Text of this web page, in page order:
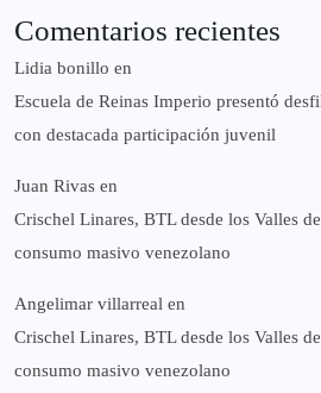
Comentarios recientes
Lidia bonillo en
Escuela de Reinas Imperio presentó
con destacada participación juvenil
Juan Rivas en
Crischel Linares, BTL desde los Valles
consumo masivo venezolano
Angelimar villarreal en
Crischel Linares, BTL desde los Valles
consumo masivo venezolano